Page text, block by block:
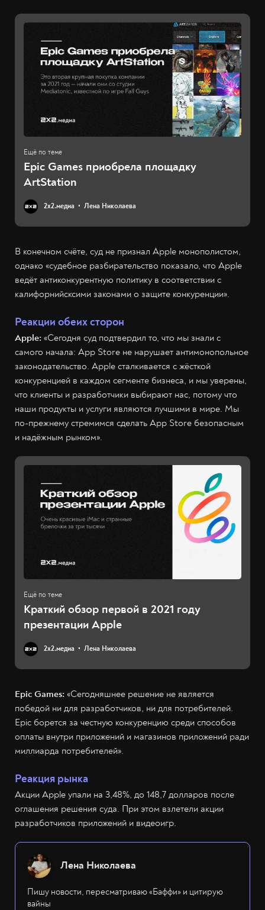
Epic Games приобрела площадку
ArtStation
2х2.медиа Лена Николаева
В конечном счёте, суд не признал Apple монополистом,
однако «судебное разбирательство показало, что Apple
ведёт антиконкурентную политику в соответствии с
калифорнийсксими законами о защите конкуренции».
Реакции обеих сторон
Apple: «Сегодня суд подтвердил то, что мы знали с
самого начала: App Store не нарушает антимонопольное
законодательство. Apple сталкивается с жёсткой
конкуренцией в каждом сегменте бизнеса, и мы уверены,
что клиенты и разработчики выбирают нас, потому что
наши продукты и услуги являются лучшими в мире. Мы
по-прежнему стремимся сделать App Store безопасным
и надёжным рынком».
Краткий обзор первой в 2021 году
презентации Apple
2х2.медиа Лена Николаева
Epic Games: «Сегодняшнее решение не является
победой ни для разработчиков, ни для потребителей.
Epic борется за честную конкуренцию среди способов
оплаты внутри приложений и магазинов приложений ради
миллиарда потребителей».
Реакция рынка
Акции Apple упали на 3,48%, до 148,7 долларов после
оглашения решения суда. При этом взлетели акции
разработчиков приложений и видеоигр.
Лена Николаева
Пишу новости, пересматриваю «Баффи» и цитирую
вайны